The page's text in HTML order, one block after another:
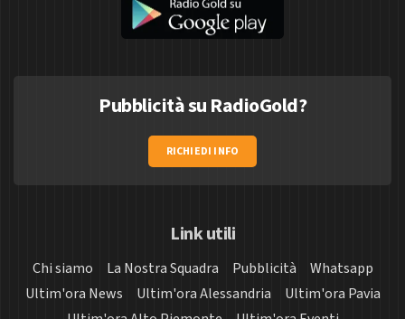
Pubblicità su RadioGold?
RICHIEDI INFO
Link utili
Chi siamo La Nostra Squadra Pubblicità
Whatsapp
Ultim'ora News
Ultim'ora Alessandria
Ultim'ora Pavia